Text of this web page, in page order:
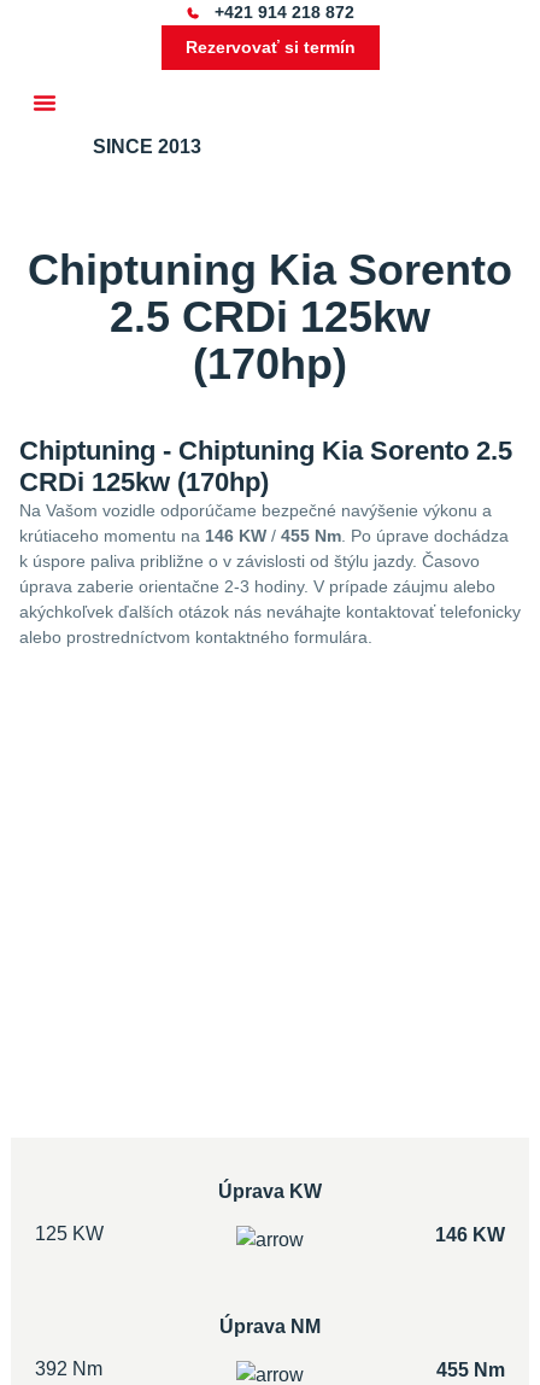
+421 914 218 872
Rezervovať si termín
SINCE 2013
Chiptuning Kia Sorento
2.5 CRDi 125kw
(170hp)
Chiptuning - Chiptuning Kia Sorento 2.5
CRDi 125kw (170hp)
Na Vašom vozidle odporúčame bezpečné navýšenie výkonu a
krútiaceho momentu na 146 KW / 455 Nm . Po úprave dochádza
k úspore paliva približne o v závislosti od štýlu jazdy. Časovo
úprava zaberie orientačne 2-3 hodiny. V prípade záujmu alebo
akýchkoľvek ďalších otázok nás neváhajte kontaktovať telefonicky
alebo prostredníctvom kontaktného formulára.
Úprava KW
125 KW 146 KW
Úprava NM
392 Nm 455 Nm